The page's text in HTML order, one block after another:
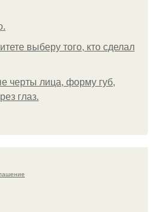
выберу того, кто сделал
черты лица, форму губ,
глаз.